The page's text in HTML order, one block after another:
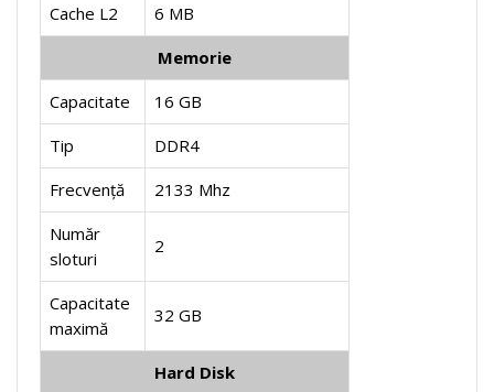
Cache L2
6 MB
Memorie
Capacitate
16 GB
Tip
DDR4
Frecvență
2133 Mhz
Număr
sloturi
2
Capacitate
maximă
32 GB
Hard Disk